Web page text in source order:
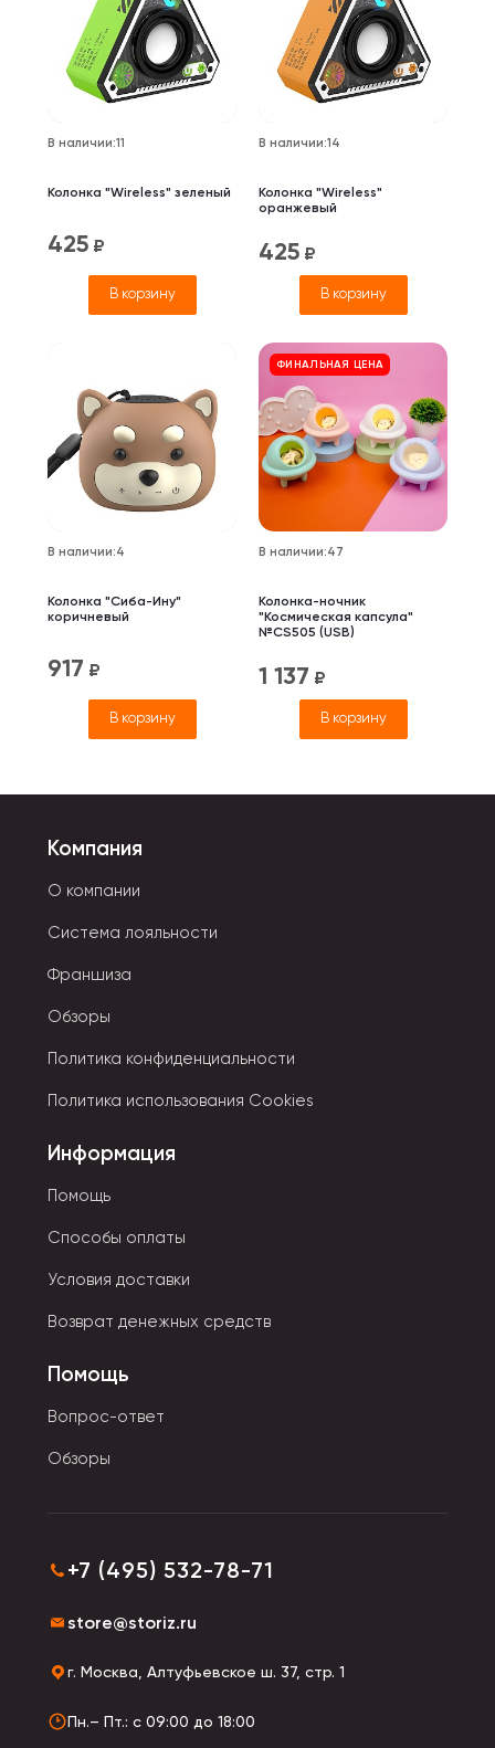
В наличии:11
Колонка "Wireless" зеленый
425 ₽
В корзину
В наличии:14
Колонка "Wireless"
оранжевый
425 ₽
В корзину
В наличии:4
Колонка "Сиба-Ину"
коричневый
917 ₽
В корзину
ФИНАЛЬНАЯ ЦЕНА
В наличии:47
Колонка-ночник
"Космическая капсула"
№CS505 (USB)
1 137 ₽
В корзину
Компания
О компании
Система лояльности
Франшиза
Обзоры
Политика конфиденциальности
Политика использования Cookies
Информация
Помощь
Способы оплаты
Условия доставки
Возврат денежных средств
Помощь
Вопрос-ответ
Обзоры
+7 (495) 532-78-71
store@storiz.ru
г. Москва, Алтуфьевское ш. 37, стр. 1
Пн.– Пт.: с 09:00 до 18:00